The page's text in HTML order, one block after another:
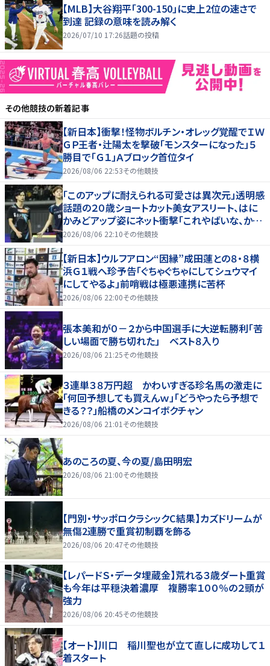
【MLB】大谷翔平「300-150」に史上2位の速さで
到達 記録の意味を読み解く
2026/07/10 17:26話題の投稿
その他競技の新着記事
【新日本】衝撃！怪物ボルチン・オレッグ覚醒でＩＷ
ＧＰ王者・辻陽太を撃破「モンスターになった」５
勝目で「Ｇ１」Ａブロック首位タイ
2026/08/06 22:53その他競技
「このアップに耐えられる可愛さは異次元」透明感
話題の２０歳ショートカット美女アスリート、はに
かみどアップ姿にネット衝撃「これやばいな、かわ
いすぎる」「顔ちっちゃ」
2026/08/06 22:10その他競技
【新日本】ウルフアロン“因縁”成田蓮との８・８横
浜Ｇ１戦へ珍予告「ぐちゃぐちゃにしてシュウマイ
にしてやるよ」前哨戦は極悪連携に苦杯
2026/08/06 22:00その他競技
張本美和が０－２から中国選手に大逆転勝利「苦
しい場面で勝ち切れた」 ベスト８入り
2026/08/06 21:25その他競技
３連単３８万円超 かわいすぎる珍名馬の激走に
「何回予想しても買えんｗ」「どうやったら予想で
きる？？」船橋のメンコイボクチャン
2026/08/06 21:01 その他競技
あのころの夏、今の夏/島田明宏
2026/08/06 21:00その他競技
【門別・サッポロクラシックC結果】カズドリームが
無傷2連勝で重賞初制覇を飾る
2026/08/06 20:47その他競技
【レパードＳ・データ埋蔵金】荒れる３歳ダート重賞
も今年は平穏決着濃厚 複勝率１００％の２頭が
強力
2026/08/06 20:45その他競技
【オート】川口 稲川聖也が立て直しに成功して１
着スタート